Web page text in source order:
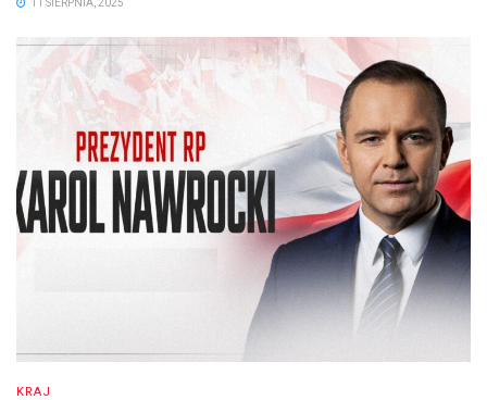
11 SIERPNIA, 2025
KRAJ